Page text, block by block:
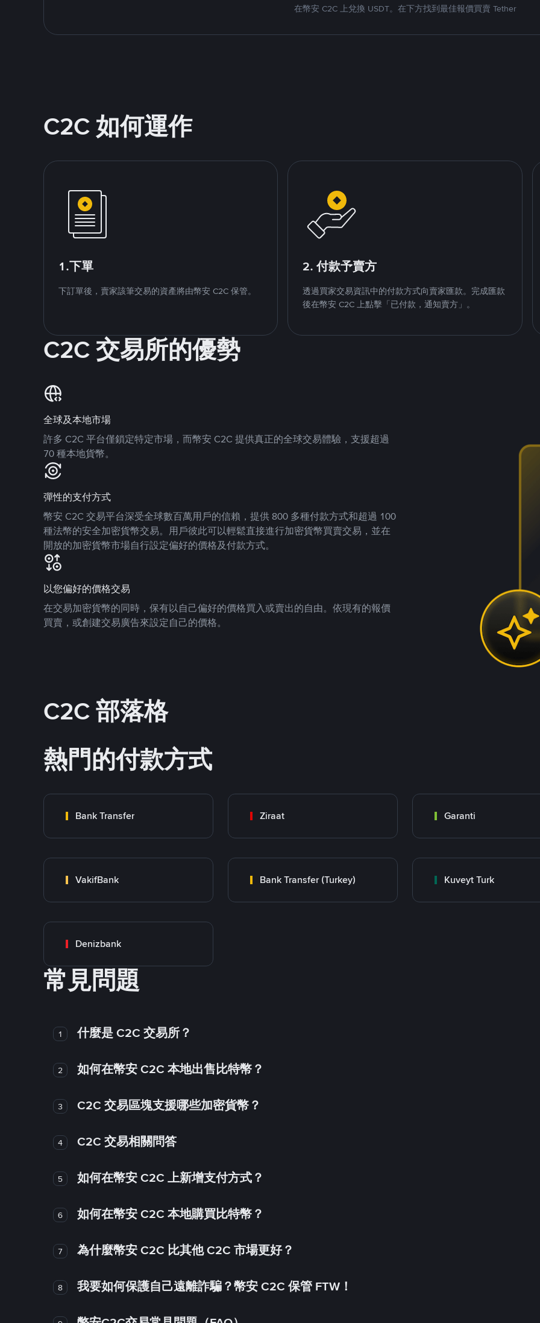
在幣安 C2C 上兌換 USDT。在下方找到最佳報價買賣 Tether
C2C 如何運作
1.下單
下訂單後，賣家該筆交易的資產將由幣安 C2C 保管。
2. 付款予賣方
透過買家交易資訊中的付款方式向賣家匯款。完成匯款
後在幣安 C2C 上點擊「已付款，通知賣方」。
C2C 交易所的優勢
全球及本地市場
許多 C2C 平台僅鎖定特定市場，而幣安 C2C 提供真正的全球交易體驗，支援超過
70 種本地貨幣。
彈性的支付方式
幣安 C2C 交易平台深受全球數百萬用戶的信賴，提供 800 多種付款方式和超過 100
種法幣的安全加密貨幣交易。用戶彼此可以輕鬆直接進行加密貨幣買賣交易，並在
開放的加密貨幣市場自行設定偏好的價格及付款方式。
以您偏好的價格交易
在交易加密貨幣的同時，保有以自己偏好的價格買入或賣出的自由。依現有的報價
買賣，或創建交易廣告來設定自己的價格。
C2C 部落格
熱門的付款方式
Bank Transfer Ziraat Garanti
VakifBank Bank Transfer (Turkey) Kuveyt Turk
Denizbank
常見問題
1 什麼是 C2C 交易所？
2 如何在幣安 C2C 本地出售比特幣？
3 C2C 交易區塊支援哪些加密貨幣？
4 C2C 交易相關問答
5 如何在幣安 C2C 上新增支付方式？
6 如何在幣安 C2C 本地購買比特幣？
7 為什麼幣安 C2C 比其他 C2C 市場更好？
8 我要如何保護自己遠離詐騙？幣安 C2C 保管 FTW！